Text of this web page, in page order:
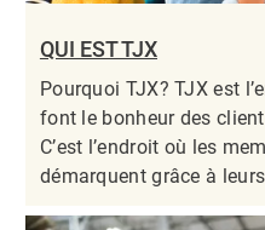
QUI EST TJX
Pourquoi TJX? TJX est
font le bonheur des
C’est l’endroit où les
démarquent grâce à